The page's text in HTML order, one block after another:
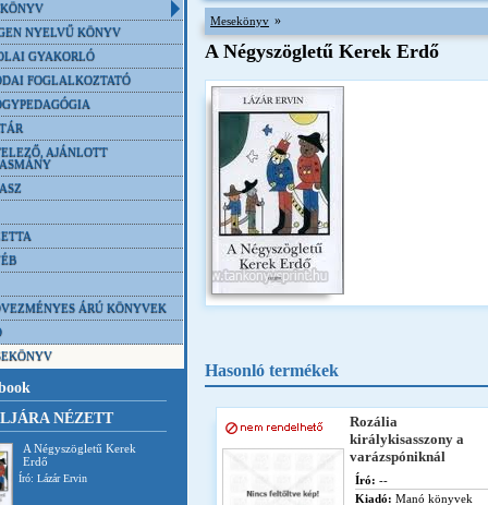
NYELVŰ KÖNYV
GYAKORLÓ
FOGLALKOZTATÓ
AJÁNLOTT
ÁRÚ KÖNYVEK
NÉZETT
A Négyszögletű Kerek
Erdő
Író: Lázár Ervin
Mesekönyv »
A Négyszögletű Kerek Erdő
Hasonló termékek
Rozália
királykisasszony a
varázspóniknál
Író: --
Kiadó: Manó könyvek